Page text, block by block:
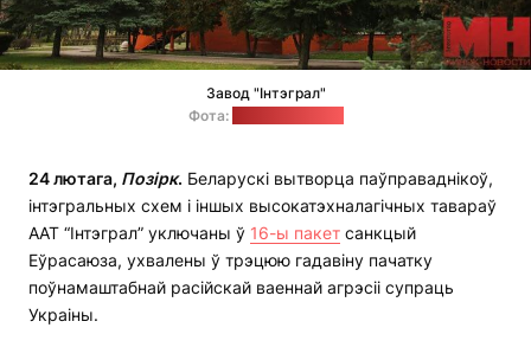
Завод "Інтэграл"
Фота:
24 лютага, Позірк. Беларускі вытворца паўправаднікоў,
інтэгральных схем і іншых высокатэхналагічных тавараў
ААТ “Інтэграл” уключаны ў 16-ы пакет санкцый
Еўрасаюза, ухвалены ў трэцюю гадавіну пачатку
поўнамаштабнай расійскай ваеннай агрэсіі супраць
Украіны.